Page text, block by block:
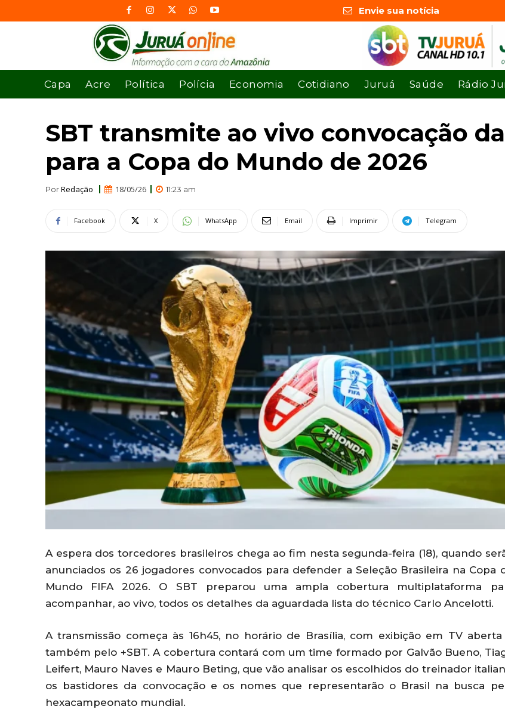
Envie sua notícia
Capa Acre Política Polícia Economia Cotidiano Juruá Saúde Rádio
SBT transmite ao vivo convocação
para a Copa do Mundo de 2026
PorRedação 18/05/26 11:23 am
Facebook X WhatsApp Email Imprimir Telegram
A espera dos torcedores brasileiros chega ao fim nesta segunda-feira (18), quando
anunciados os 26 jogadores convocados para defender a Seleção Brasileira na Copa
Mundo FIFA 2026. O SBT preparou uma ampla cobertura multiplataforma
acompanhar, ao vivo, todos os detalhes da aguardada lista do técnico Carlo Ancelotti.
A transmissão começa às 16h45, no horário de Brasília, com exibição em TV
também pelo +SBT. A cobertura contará com um time formado por Galvão Bueno,
Leifert, Mauro Naves e Mauro Beting, que vão analisar os escolhidos do treinador
os bastidores da convocação e os nomes que representarão o Brasil na busca
hexacampeonato mundial.